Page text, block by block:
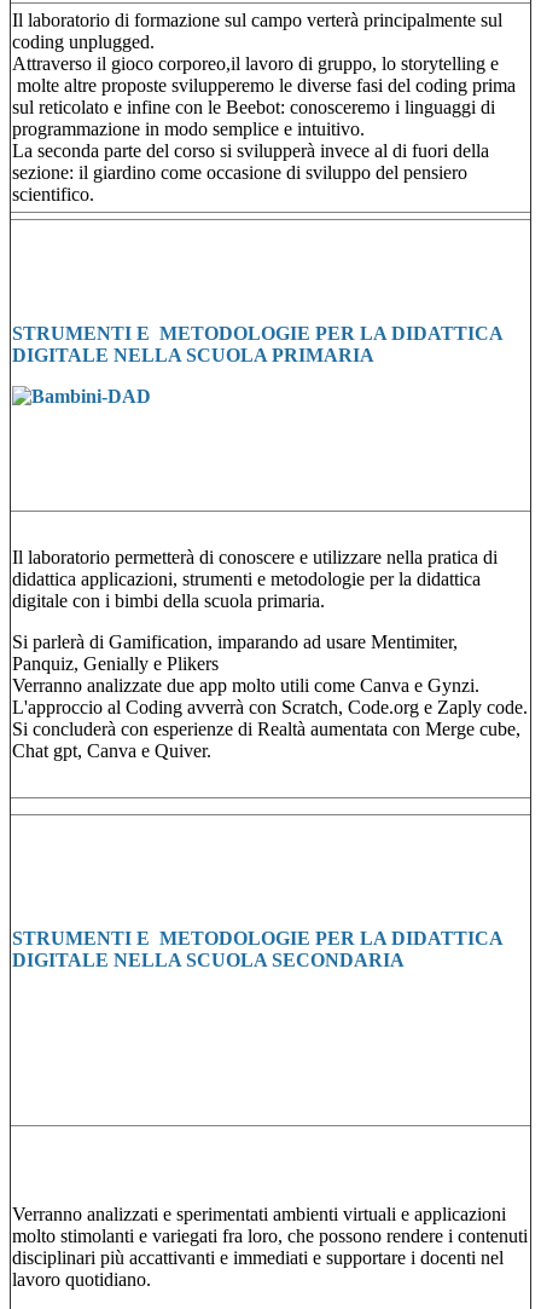
Il laboratorio di formazione sul campo verterà principalmente sul
coding unplugged.
Attraverso il gioco corporeo,il lavoro di gruppo, lo storytelling e
molte altre proposte svilupperemo le diverse fasi del coding prima
sul reticolato e infine con le Beebot: conosceremo i linguaggi di
programmazione in modo semplice e intuitivo.
La seconda parte del corso si svilupperà invece al di fuori della
sezione: il giardino come occasione di sviluppo del pensiero
scientifico.
STRUMENTI E METODOLOGIE PER LA DIDATTICA
DIGITALE NELLA SCUOLA PRIMARIA
Il laboratorio permetterà di conoscere e utilizzare nella pratica di
didattica applicazioni, strumenti e metodologie per la didattica
digitale con i bimbi della scuola primaria.
Si parlerà di Gamification, imparando ad usare Mentimiter,
Panquiz, Genially e Plikers
Verranno analizzate due app molto utili come Canva e Gynzi.
L'approccio al Coding avverrà con Scratch, Code.org e Zaply code.
Si concluderà con esperienze di Realtà aumentata con Merge cube,
Chat gpt, Canva e Quiver.
STRUMENTI E METODOLOGIE PER LA DIDATTICA
DIGITALE NELLA SCUOLA SECONDARIA
Verranno analizzati e sperimentati ambienti virtuali e applicazioni
molto stimolanti e variegati fra loro, che possono rendere i contenuti
disciplinari più accattivanti e immediati e supportare i docenti nel
lavoro quotidiano.